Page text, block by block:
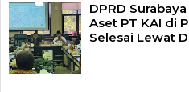
DPRD
Aset PT KAI di
Selesai Lewat